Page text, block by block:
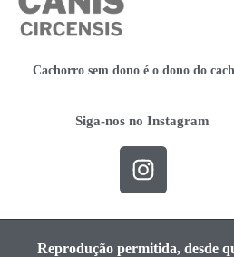
Cachorro sem dono é o dono do
Siga-nos no Instagram
Reprodução permitida, desde